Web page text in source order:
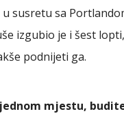
susretu sa
izgubio je i šest
podnijeti ga.
mjestu,